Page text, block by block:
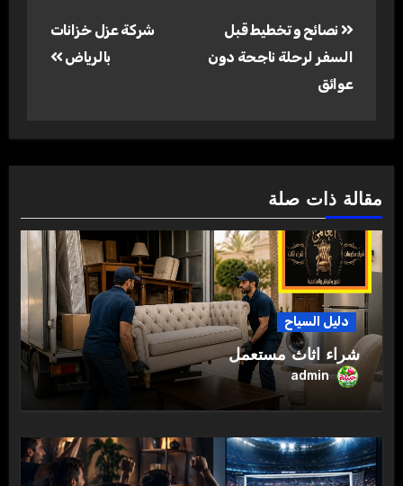
المقالات
نصائح و تخطيط قبل
السفر لرحلة ناجحة دون
عوائق
شركة عزل خزانات
بالرياض
مقالة ذات صلة
دليل السياح
شراء اثاث مستعمل
admin